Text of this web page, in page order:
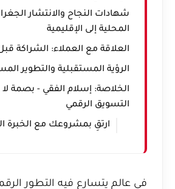
شهادات النجاح والانتشار
المحلية إلى الإقليمية
العلاقة مع العملاء: الشراكة
الرؤية المستقبلية والتطوير
الخلاصة: إسلام الفقي - بصمة
التسويق الرقمي
ارتقِ بمشروعك مع الخبرة
في عالم يتسارع فيه التطور